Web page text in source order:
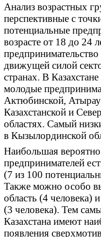
Анализ возрастных
перспективные с
потенциальные
возрасте от 18 до 24
движущей силой
странах. В
молодые
Актюбинской,
Казахстанской и
областях. Самый
в Кызылординской
Наибольшая
предпринимателей
(7 из 100
Также можно особо
область (4 человека)
(3 человека). Тем
Казахстана имеют
появления